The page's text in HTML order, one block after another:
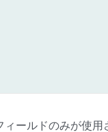
ールドのみが使用